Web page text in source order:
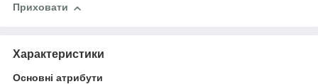
Приховати
Характеристики
Основні атрибути